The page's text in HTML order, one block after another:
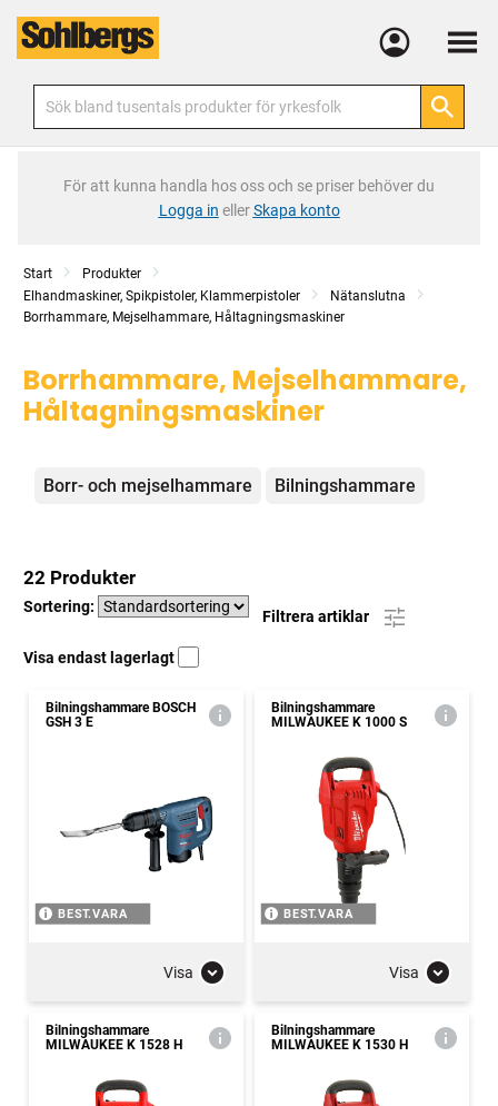
Meny
För att kunna handla hos oss och se priser behöver du
Logga in ellerSkapa konto
Start
Produkter
Elhandmaskiner, Spikpistoler, Klammerpistoler
Nätanslutna
Borrhammare, Mejselhammare, Håltagningsmaskiner
Borrhammare, Mejselhammare,
Håltagningsmaskiner
Kategorier
Borr- och mejselhammare Bilningshammare
22 Produkter
Sortering:
Filtrera artiklar
Visa endast lagerlagt
Bilningshammare BOSCH
GSH 3 E
BEST.VARA
Visa
Bilningshammare
MILWAUKEE K 1000 S
BEST.VARA
Visa
Bilningshammare
MILWAUKEE K 1528 H
Bilningshammare
MILWAUKEE K 1530 H